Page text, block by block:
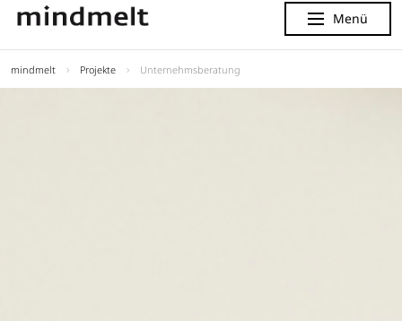
Menu
Menü
mindmelt Projekte Unternehmsberatung